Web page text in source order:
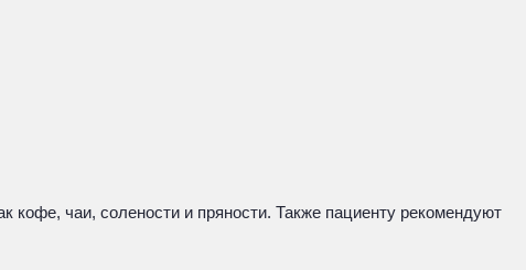
кофе, чаи, солености и пряности. Также пациенту рекомендуют